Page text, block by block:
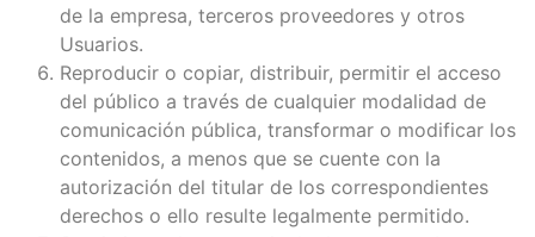
de la empresa, terceros proveedores y otros
Usuarios.
Reproducir o copiar, distribuir, permitir el acceso
del público a través de cualquier modalidad de
comunicación pública, transformar o modificar los
contenidos, a menos que se cuente con la
autorización del titular de los correspondientes
derechos o ello resulte legalmente permitido.